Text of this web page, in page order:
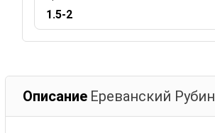
1.5-2
Описание Ереванский Рубин